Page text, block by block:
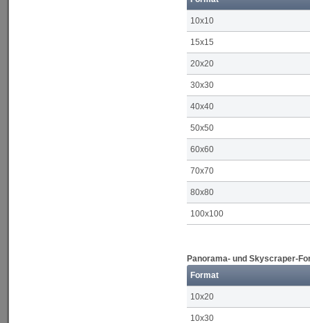
10x10
15x15
20x20
30x30
40x40
50x50
60x60
70x70
80x80
100x100
Panorama- und Skyscraper-
Format
10x20
10x30